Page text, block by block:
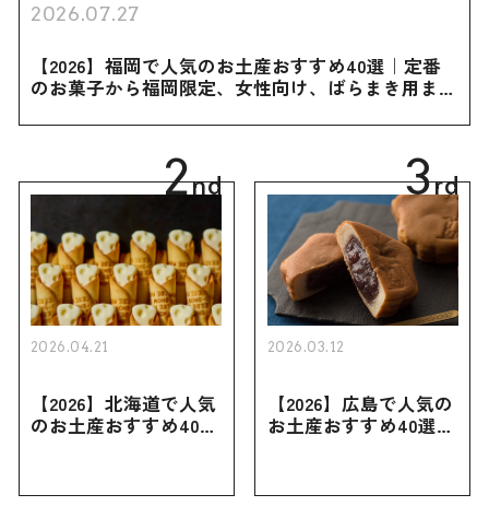
2026.07.27
【2026】福岡で人気のお土産おすすめ40選｜定番
のお菓子から福岡限定、女性向け、ばらまき用まで
2nd
2026.04.21
【2026】北海道で人気
のお土産おすすめ40選
買えない限定品、女性
3rd
2026.03.12
【2026】広島で人気の
お土産おすすめ40選｜
き用、女性向けまで幅